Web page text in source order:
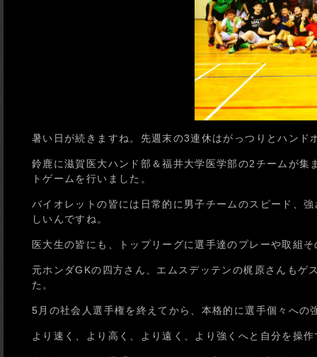
暑い日が続きますね。先週末の3連休はがっつりとハンド
鈴鹿に滋賀医大ハンド部＆福井大学医学部の2チームが
トゲームを行いました。
バイオレットの皆には日常的に男子チームのスピード、
しいんですね。
医大生の皆にも、トップリーグに選手達のプレーや取組
元ホンダGKの四方さん、エムスデッテンの梶原さんも
た。
5月の社会人選手権を終えてから、本格的に選手個々への
より速く、より高く、より遠く、より強くへと自分を操